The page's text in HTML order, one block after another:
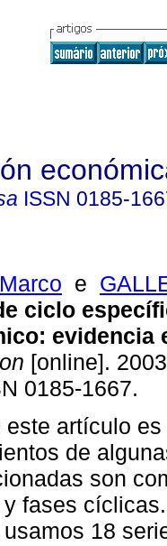
ISSN 0185-
e
ciclo
evidencia
[online].
0185-1667.
este artículo
de
son
fases
18